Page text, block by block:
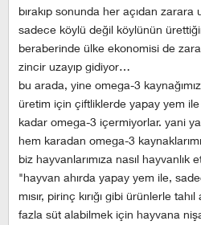
bırakıp sonunda her açıdan zarara
sadece köylü değil köylünün
beraberinde ülke ekonomisi de
zincir uzayıp gidiyor…
bu arada, yine omega-3
üretim için çiftliklerde yapay yem
kadar omega-3 içermiyorlar. yani
hem karadan omega-3
biz hayvanlarımıza nasıl hayvanlık
"hayvan ahırda yapay yem ile,
mısır, pirinç kırığı gibi ürünlerle
fazla süt alabilmek için hayvana